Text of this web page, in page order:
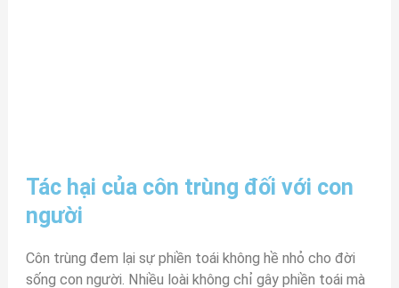
Tác hại của côn trùng đối với con
người
Côn trùng đem lại sự phiền toái không hề nhỏ cho đời
sống con người. Nhiều loài không chỉ gây phiền toái mà